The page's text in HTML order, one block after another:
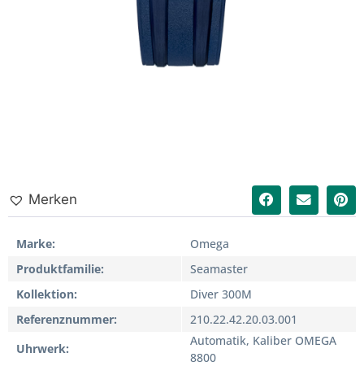
Merken
Marke
Omega
Produktfamilie
Seamaster
Kollektion
Diver 300M
Referenznummer
210.22.42.20.03.001
Uhrwerk
Automatik, Kaliber OMEGA
8800